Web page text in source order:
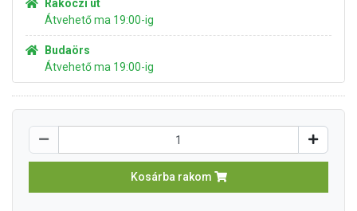
Rákóczi út
Átvehető ma 19:00-ig
Budaörs
Átvehető ma 19:00-ig
Kosárba rakom